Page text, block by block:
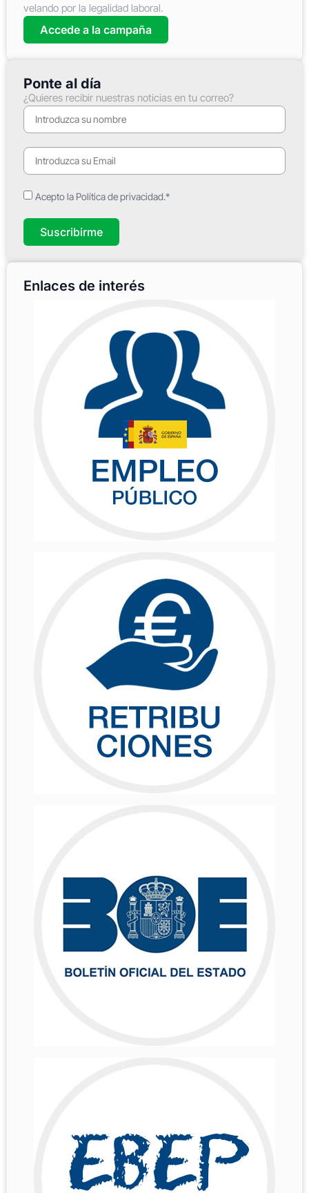
velando por la legalidad laboral.
Accede a la campaña
Ponte al día
¿Quieres recibir nuestras noticias en tu correo?
Acepto la Política de privacidad.*
Suscribirme
Enlaces de interés